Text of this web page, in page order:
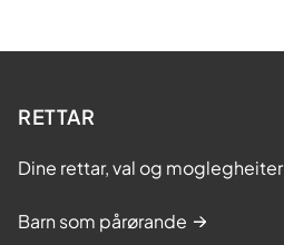
RETTAR
Dine rettar, val og moglegheiter
Barn som pårørande